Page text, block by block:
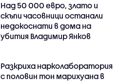
Над 50 000 евро, злато и
скъпи часовници останали
недокоснати в дома на
убития Владимир Янков
Разкриха нарколаборатория
с половин тон марихуана в